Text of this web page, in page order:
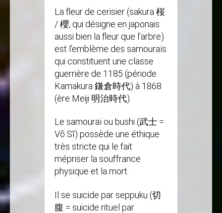
La fleur de cerisier (sakura 桜
/ 櫻, qui désigne en japonais
aussi bien la fleur que l’arbre)
est l’emblème des samouraïs
qui constituent une classe
guerrière de 1185 (période
Kamakura 鎌倉時代) à 1868
(ère Meiji 明治時代).
Le samouraï ou bushi (武士 =
Võ Sĩ) possède une éthique
très stricte qui le fait
mépriser la souffrance
physique et la mort.
Il se suicide par seppuku (切
腹 = suicide rituel par